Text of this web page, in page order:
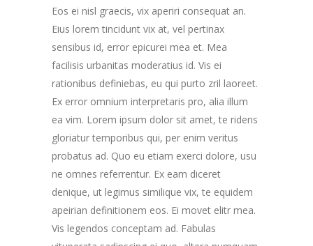
Eos ei nisl graecis, vix aperiri consequat an.
Eius lorem tincidunt vix at, vel pertinax
sensibus id, error epicurei mea et. Mea
facilisis urbanitas moderatius id. Vis ei
rationibus definiebas, eu qui purto zril laoreet.
Ex error omnium interpretaris pro, alia illum
ea vim. Lorem ipsum dolor sit amet, te ridens
gloriatur temporibus qui, per enim veritus
probatus ad. Quo eu etiam exerci dolore, usu
ne omnes referrentur. Ex eam diceret
denique, ut legimus similique vix, te equidem
apeirian definitionem eos. Ei movet elitr mea.
Vis legendos conceptam ad. Fabulas